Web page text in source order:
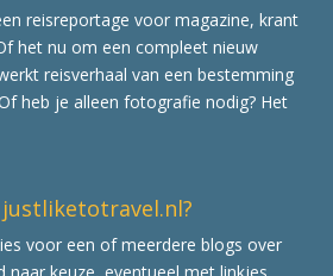
reisreportage voor magazine, krant
het nu om een compleet nieuw
reisverhaal van een bestemming
heb je alleen fotografie nodig? Het
voor een of meerdere blogs over
naar keuze, eventueel met linkjes